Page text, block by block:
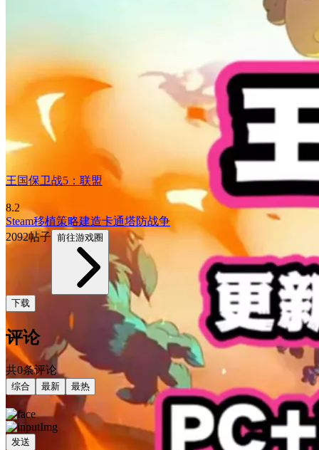
王国保卫战5：联盟
8.2
Steam移植策略建造卡通塔防战争
2092帖子 前往游戏圈
下载
评论
共0条评论
综合 最新 最热
发送